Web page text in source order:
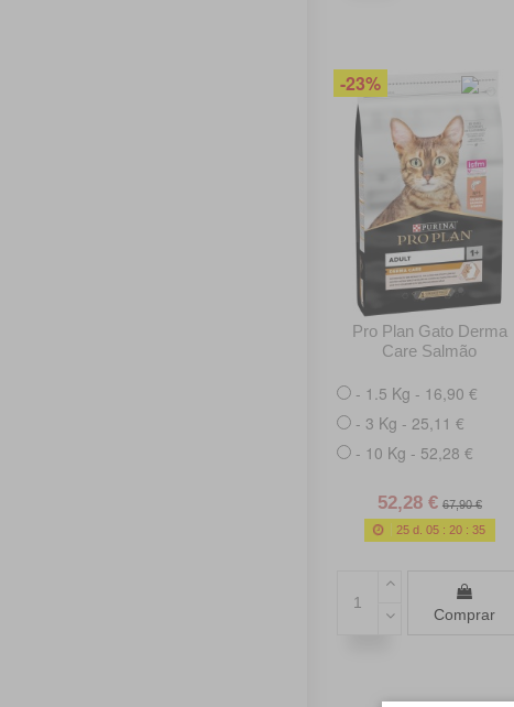
-23%
Pro Plan Gato Derma
Care Salmão
- 1.5 Kg - 16,90 €
- 3 Kg - 25,11 €
- 10 Kg - 52,28 €
52,28 € 67,90 €
25 d. 05 :20 :34
Comprar